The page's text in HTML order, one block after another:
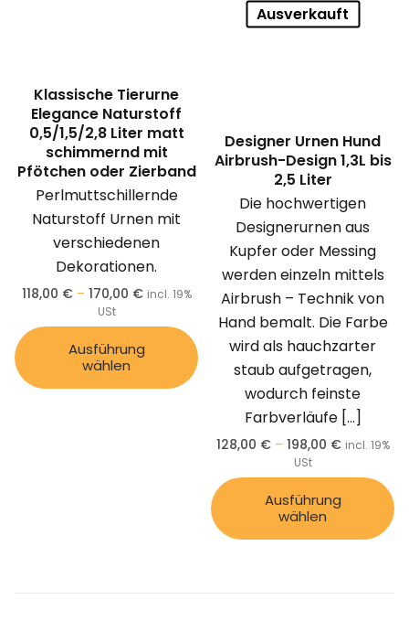
Klassische Tierurne
Elegance Naturstoff
0,5/1,5/2,8 Liter matt
schimmernd mit
Pfötchen oder Zierband
Perlmuttschillernde
Naturstoff Urnen mit
verschiedenen
Dekorationen.
118,00 € – 170,00 € incl. 19%
USt
Ausführung
wählen
Ausverkauft
Designer Urnen Hund
Airbrush-Design 1,3L bis
2,5 Liter
Die hochwertigen
Designerurnen aus
Kupfer oder Messing
werden einzeln mittels
Airbrush – Technik von
Hand bemalt. Die Farbe
wird als hauchzarter
staub aufgetragen,
wodurch feinste
Farbverläufe[…]
128,00 € – 198,00 € incl. 19%
USt
Ausführung
wählen